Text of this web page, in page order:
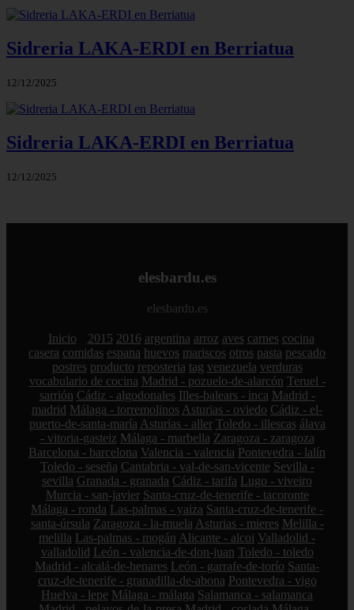
Sidreria LAKA-ERDI en Berriatua
12/12/2025
Sidreria LAKA-ERDI en Berriatua
12/12/2025
elesbardu.es
elesbardu.es
Inicio 2015 2016 argentina arroz aves carnes cocina
casera comidas espana huevos mariscos otros pasta pescado
postres producto reposteria tag venezuela verduras
vocabulario de cocina Madrid - pozuelo-de-alarcón Teruel -
sarrión Cádiz - algodonales Illes-balears - inca Madrid -
madrid Málaga - torremolinos Asturias - oviedo Cádiz - el-
puerto-de-santa-maría Asturias - aller Toledo - illescas álava
- vitoria-gasteiz Málaga - marbella Zaragoza - zaragoza
Barcelona - barcelona Valencia - valencia Pontevedra - lalín
Toledo - seseña Cantabria - val-de-san-vicente Sevilla -
sevilla Granada - granada Cádiz - tarifa Lugo - viveiro
Murcia - san-javier Santa-cruz-de-tenerife - tacoronte
Málaga - ronda Las-palmas - yaiza Santa-cruz-de-tenerife -
santa-úrsula Zaragoza - la-muela Asturias - mieres Melilla -
melilla Las-palmas - mogán Alicante - alcoi Valladolid -
valladolid León - valencia-de-don-juan Toledo - toledo
Madrid - alcalá-de-henares León - garrafe-de-torío Santa-
cruz-de-tenerife - granadilla-de-abona Pontevedra - vigo
Huelva - lepe Málaga - málaga Salamanca - salamanca